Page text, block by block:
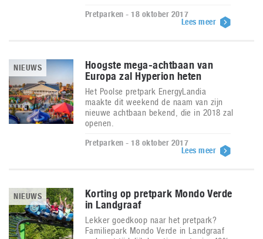
Pretparken - 18 oktober 2017
Lees meer
NIEUWS
Hoogste mega-achtbaan van
Europa zal Hyperion heten
Het Poolse pretpark EnergyLandia
maakte dit weekend de naam van zijn
nieuwe achtbaan bekend, die in 2018 zal
openen.
Pretparken - 18 oktober 2017
Lees meer
NIEUWS
Korting op pretpark Mondo Verde
in Landgraaf
Lekker goedkoop naar het pretpark?
Familiepark Mondo Verde in Landgraaf